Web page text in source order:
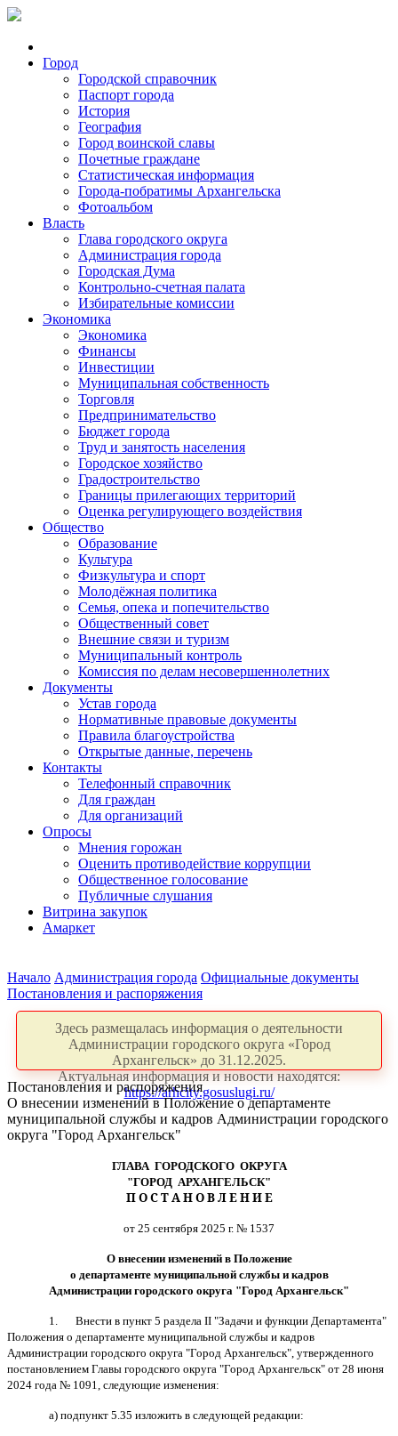
Город
Городской справочник
Паспорт города
История
География
Город воинской славы
Почетные граждане
Статистическая информация
Города-побратимы Архангельска
Фотоальбом
Власть
Глава городского округа
Администрация города
Городская Дума
Контрольно-счетная палата
Избирательные комиссии
Экономика
Экономика
Финансы
Инвестиции
Муниципальная собственность
Торговля
Предпринимательство
Бюджет города
Труд и занятость населения
Городское хозяйство
Градостроительство
Границы прилегающих территорий
Оценка регулирующего воздействия
Общество
Образование
Культура
Физкультура и спорт
Молодёжная политика
Семья, опека и попечительство
Общественный совет
Внешние связи и туризм
Муниципальный контроль
Комиссия по делам несовершеннолетних
Документы
Устав города
Нормативные правовые документы
Правила благоустройства
Открытые данные, перечень
Контакты
Телефонный справочник
Для граждан
Для организаций
Опросы
Мнения горожан
Оценить противодействие коррупции
Общественное голосование
Публичные слушания
Витрина закупок
Амаркет
Начало Администрация города Официальные документы
Постановления и распоряжения
Здесь размещалась информация о деятельности
Администрации городского округа «Город
Архангельск» до 31.12.2025.
Актуальная информация и новости находятся:
https://arhcity.gosuslugi.ru/
Постановления и распоряжения
О внесении изменений в Положение о департаменте
муниципальной службы и кадров Администрации городского
округа "Город Архангельск"
ГЛАВА ГОРОДСКОГО ОКРУГА
"ГОРОД АРХАНГЕЛЬСК"
П О С Т А Н О В Л Е Н И Е
от 25 сентября 2025 г. № 1537
О внесении изменений в Положение
о департаменте муниципальной службы и кадров
Администрации городского округа "Город Архангельск"
1. Внести в пункт 5 раздела II"Задачи и функции Департамента"
Положения о департаменте муниципальной службы и кадров
Администрации городского округа "Город Архангельск", утвержденного
постановлением Главы городского округа "Город Архангельск" от 28 июня
2024 года № 1091, следующие изменения:
а) подпункт 5.35 изложить в следующей редакции: